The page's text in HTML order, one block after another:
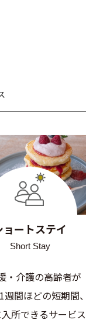
ョートステイ
Short Stay
・介護の高齢者が
間ほどの短期間、
所できるサービス